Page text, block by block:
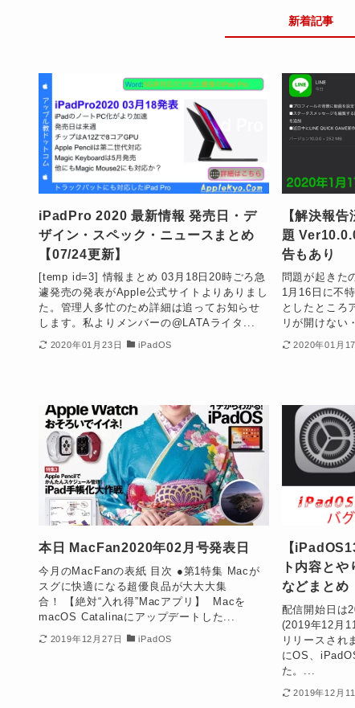
新着記事
iPadPro 2020 最新情報 発売日・デ
ザイン・スペック・ニュースまとめ
【07/24更新】
[temp id=3] 情報まとめ 03月18日20時ごろ急
遽発売の発表がApple公式サイトよりありまし
た。管理人多忙のため詳細は追ってお知らせ
します。私よりメンバーの@LATAライタ...
2020年01月23日 iPadOS
【解決報
題
告もあり
問題が起きた
1月16日に不
としたところ
リが開けない
2020年01月
本日 MacFan2020年02月号発表日
今月のMacFanの表紙 目次 ●第1特集 Macが
スグに快適になる超優良品が大大大集
合！ 【絶対“入れ得”Macアプリ】 Macを
macOS Catalinaにアップデートした...
2019年12月27日 iPadOS
【
ト内容と
などまとめ
配信開始日は
(2019年12月
リリースされ
にOS、
た。...
2019年12月